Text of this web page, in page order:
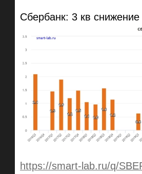
Сбербанк: 3 кв
https://smart-lab.ru/q/